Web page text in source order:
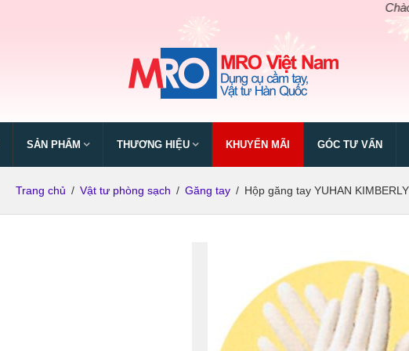
Chào
SẢN PHẨM THƯƠNG HIỆU KHUYẾN MÃI GÓC TƯ VẤN
Trang chủ / Vật tư phòng sạch / Găng tay / Hộp găng tay YUHAN